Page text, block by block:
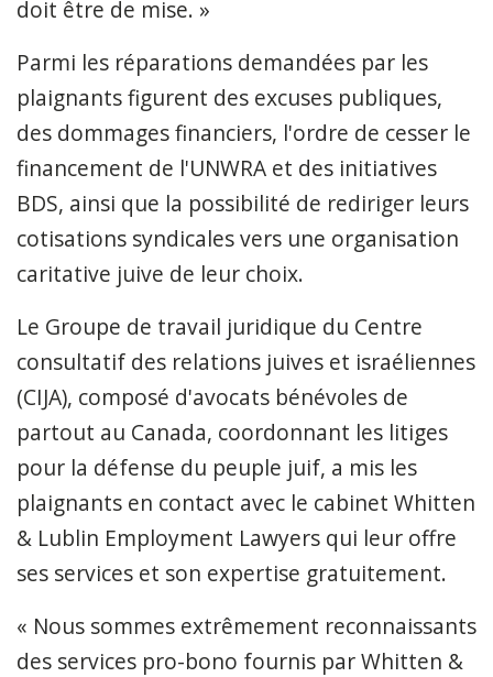
doit être de mise. »
Parmi les réparations demandées par les
plaignants figurent des excuses publiques,
des dommages financiers, l'ordre de cesser le
financement de l'UNWRA et des initiatives
BDS, ainsi que la possibilité de rediriger leurs
cotisations syndicales vers une organisation
caritative juive de leur choix.
Le Groupe de travail juridique du Centre
consultatif des relations juives et israéliennes
(CIJA), composé d'avocats bénévoles de
partout au Canada, coordonnant les litiges
pour la défense du peuple juif, a mis les
plaignants en contact avec le cabinet Whitten
& Lublin Employment Lawyers qui leur offre
ses services et son expertise gratuitement.
« Nous sommes extrêmement reconnaissants
des services pro-bono fournis par Whitten &